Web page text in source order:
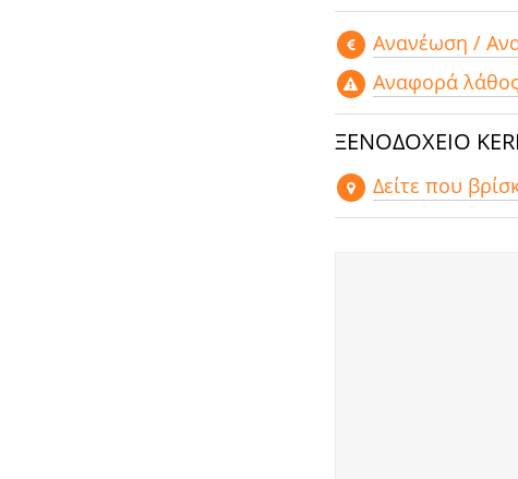
Aνανέωση /
Αναφορά
ΞΕΝΟΔΟΧΕΙΟ
Δείτε που